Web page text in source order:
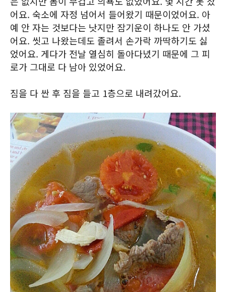
어요. 숙소에 자정 넘어서 들어왔기 때문이었어요. 아
예 안 자는 것보다는 낫지만 잠기운이 하나도 안 가셨
어요. 씻고 나왔는데도 졸려서 손가락 까딱하기도 싫
었어요. 게다가 전날 열심히 돌아다녔기 때문에 그 피
로가 그대로 다 남아 있었어요.
짐을 다 싼 후 짐을 들고 1층으로 내려갔어요.